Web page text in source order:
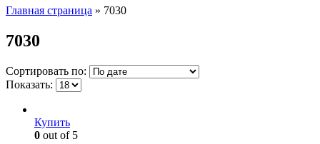
Главная страница » 7030
7030
Сортировать по:
Показать:
Купить
0 out of 5